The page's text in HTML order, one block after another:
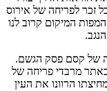
זכר לפריחה של אירוס
המיקום קרוב לנו
של קסם פסק הגשם.
באתר מרבדי פריחה של
הרוונו את העין